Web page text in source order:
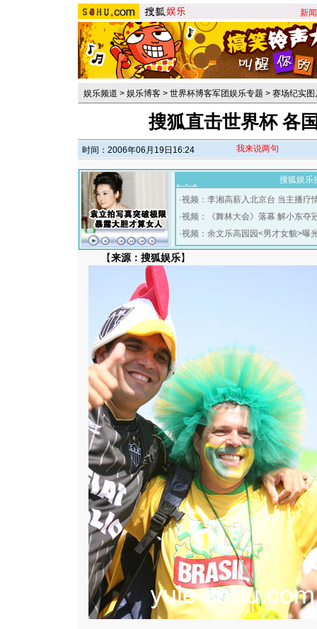
新闻
娱乐频道 > 娱乐博客 > 世界杯博客军团娱乐专题 > 赛场纪实图
搜狐直击世界杯 各
时间：2006年06月19日16:24 我来说两句
搜狐娱乐
·视频：李湘高薪入北京台 当主播疗
·视频：《舞林大会》落幕 解小东夺
·视频：余文乐高园园<男才女貌>曝
【来源：搜狐娱乐】